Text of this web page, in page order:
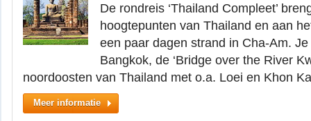
De rondreis ‘Thailand Compleet’
hoogtepunten van Thailand en aan
een paar dagen strand in Cha-Am.
Bangkok, de ‘Bridge over the River
noordoosten van Thailand met o.a. Loei en Khon
Meer informatie